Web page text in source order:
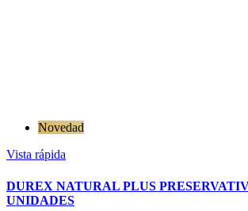
Novedad
Vista rápida
DUREX NATURAL PLUS
UNIDADES